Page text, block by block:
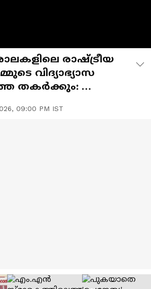
രാഷ്ട്രീയ
വിദ്യാഭ്യാസ
തകർക്കും:
09:00 PM IST